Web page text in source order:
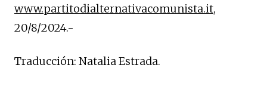
www.partitodialternativacomunista.it,
20/8/2024.-
Traducción: Natalia Estrada.